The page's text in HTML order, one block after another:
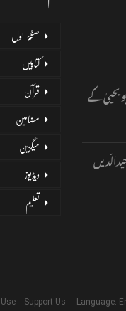
یحییٰ کے
صفحۂ اول
کتابیں
قرآن
مضامین
میگزین
ویڈیوز
تعلیم
Support Us Language: